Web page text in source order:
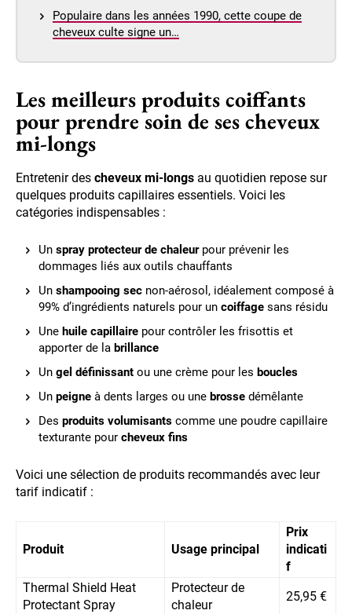
Populaire dans les années 1990, cette coupe de
cheveux culte signe un…
Les meilleurs produits coiffants
pour prendre soin de ses cheveux
mi-longs
Entretenir des cheveux mi-longs au quotidien repose sur
quelques produits capillaires essentiels. Voici les
catégories indispensables :
Un spray protecteur de chaleurpour prévenir les
dommages liés aux outils chauffants
Un shampooing sec non-aérosol, idéalement composé à
99% d’ingrédients naturels pour un coiffage sans résidu
Une huile capillaire pour contrôler les frisottis et
apporter de la brillance
Un gel définissant ou une crème pour les boucles
Un peigne à dents larges ou une brosse démêlante
Des produits volumisants comme une poudre capillaire
texturante pour cheveux fins
Voici une sélection de produits recommandés avec leur
tarif indicatif :
Produit Usage principal
Prix
indicati
f
Thermal Shield Heat
Protectant Spray
Protecteur de
chaleur
25,95 €